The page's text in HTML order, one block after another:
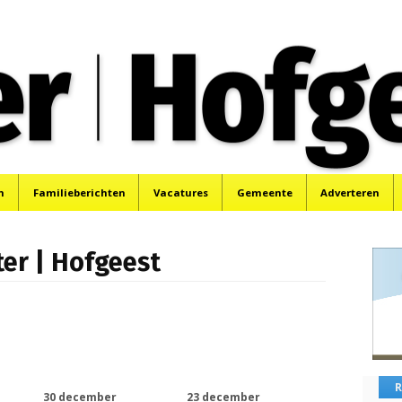
Familieberichten Vacatures Gemeente Adverteren
| Hofgeest
30 december 23 december